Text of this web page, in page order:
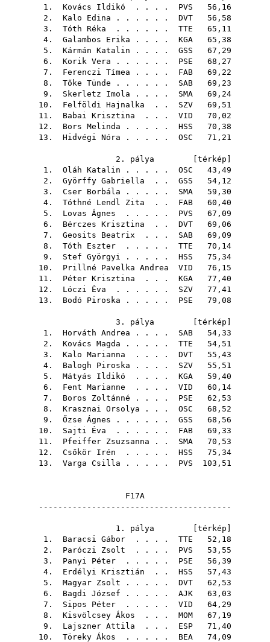
1. Kovács Ildikó . . . . PVS 56,16
2. Kalo Edina . . . . . . DVT 56,58
3. Tóth Réka . . . . . . TTE 65,11
4. Galambos Erika . . . . KGA 65,38
5. Kármán Katalin . . . . GSS 67,29
6. Korik Vera . . . . . . PSE 68,27
7. Ferenczi Tímea . . . . FAB 69,22
8. Tőke Tünde . . . . . . SAB 69,23
9. Skerletz Imola . . . . SMA 69,24
10. Felföldi Hajnalka . . SZV 69,51
11. Babai Krisztina . . . VID 70,02
12. Bors Melinda . . . . . HSS 70,38
13. Hidvégi Nóra . . . . . OSC 71,21
2. pálya [ térkép
1. Oláh Katalin . . . . . OSC 43,49
2. Györffy Gabriella . . GSS 54,12
3. Cser Borbála . . . . . SMA 59,30
4. Tóthné Lendl Zita . . FAB 60,40
5. Lovas Ágnes . . . . . PVS 67,09
6. Bérczes Krisztina . . DVT 69,06
7. Geosits Beatrix . . . SAB 69,09
8. Tóth Eszter . . . . . TTE 70,14
9. Stef Györgyi . . . . . HSS 75,34
10. Prillné Pavelka Andrea VID 76,15
11. Péter Krisztina . . . KGA 77,40
12. Lóczi Éva . . . . . . SZV 77,41
13. Bodó Piroska . . . . . PSE 79,08
3. pálya [ térkép
1. Horváth Andrea . . . . SAB 54,33
2. Kovács Magda . . . . . TTE 54,51
3. Kalo Marianna . . . . DVT 55,43
4. Balogh Piroska . . . . SZV 55,51
5. Mátyás Ildikó . . . . KGA 59,40
6. Fent Marianne . . . . VID 60,14
7. Boros Zoltánné . . . . PSE 62,53
8. Krasznai Orsolya . . . OSC 68,52
9. Őzse Ágnes . . . . . . GSS 68,56
10. Sajti Éva . . . . . . FAB 69,33
11. Pfeiffer Zsuzsanna . . SMA 70,53
12. Csőkör Irén . . . . . HSS 75,34
13. Varga Csilla . . . . . PVS 103,51
F17A
----------------------------------------
1. pálya [ térkép
1. Baracsi Gábor . . . . TTE 52,18
2. Paróczi Zsolt . . . . PVS 53,55
3. Panyi Péter . . . . . PSE 56,39
4. Erdélyi Krisztián . . HSS 57,43
5. Magyar Zsolt . . . . . DVT 62,53
6. Bagdi József . . . . . AJK 63,03
7. Sipos Péter . . . . . VID 64,29
8. Kisvölcsey Ákos . . . MOM 67,19
9. Lajszner Attila . . . ESP 71,40
10. Töreky Ákos . . . . . BEA 74,09